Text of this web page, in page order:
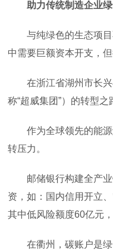
助力传统制造企业
与纯绿色的生态项目
中需要巨额资本开支，但
在浙江省湖州市长兴
称“超威集团”）的转型
作为全球领先的能源
转压力。
邮储银行构建全产业
资，如：国内信用开立
其中低风险额度60亿元
在衢州，碳账户是绿